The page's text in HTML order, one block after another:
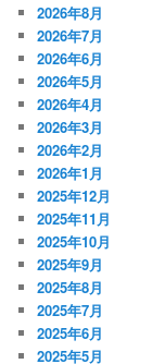
2026年8月
2026年7月
2026年6月
2026年5月
2026年4月
2026年3月
2026年2月
2026年1月
2025年12月
2025年11月
2025年10月
2025年9月
2025年8月
2025年7月
2025年6月
2025年5月